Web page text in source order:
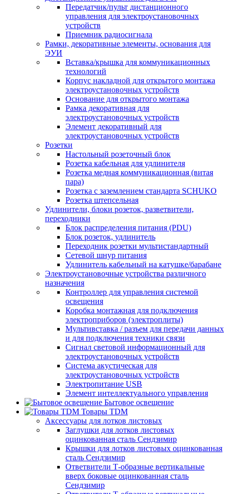
Передатчик/пульт дистанционного
управления для электроустановочных
устройств
Приемник радиосигнала
Рамки, декоративные элементы, основания для
ЭУИ
Вставка/крышка для коммуникационных
технологий
Корпус накладной для открытого монтажа
электроустановочных устройств
Основание для открытого монтажа
Рамка декоративная для
электроустановочных устройств
Элемент декоративный для
электроустановочных устройств
Розетки
Настольный розеточный блок
Розетка кабельная для удлинителя
Розетка медная коммуникационная (витая
пара)
Розетка с заземлением стандарта SCHUKO
Розетка штепсельная
Удлинители, блоки розеток, разветвители,
переходники
Блок распределения питания (PDU)
Блок розеток, удлинитель
Переходник розетки мультистандартный
Сетевой шнур питания
Удлинитель кабельный на катушке/барабане
Электроустановочные устройства различного
назначения
Контроллер для управления системой
освещения
Коробка монтажная для подключения
электроприборов (электроплиты)
Мультивставка / разъем для передачи данных
и для подключения техники связи
Сигнал световой информационный для
электроустановочных устройств
Система акустическая для
электроустановочных устройств
Электропитание USB
Элемент интеллектуального управления
Бытовое освещение
Товары TDM
Аксессуары для лотков листовых
Заглушки для лотков листовых
оцинкованная сталь Сендзимир
Крышки для лотков листовых оцинкованная
сталь Сендзимир
Ответвители Т-образные вертикальные
вверх боковые оцинкованная сталь
Сендзимир